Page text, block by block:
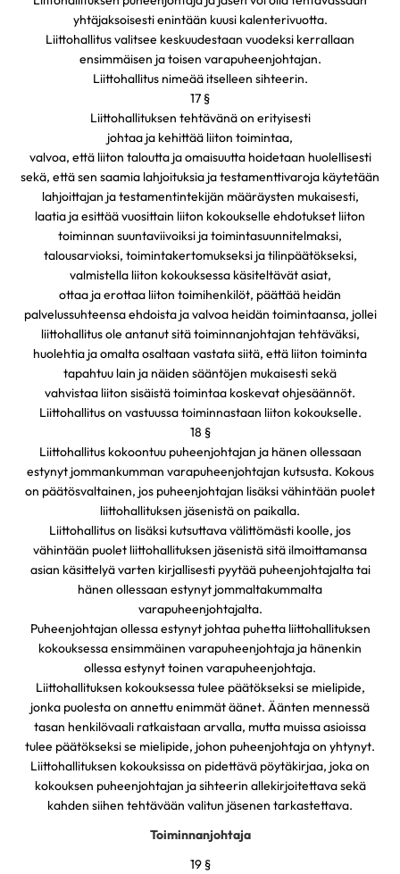
yhtäjaksoisesti enintään kuusi kalenterivuotta.
Liittohallitus valitsee keskuudestaan vuodeksi kerrallaan
ensimmäisen ja toisen varapuheenjohtajan.
Liittohallitus nimeää itselleen sihteerin.
17 §
Liittohallituksen tehtävänä on erityisesti
johtaa ja kehittää liiton toimintaa,
valvoa, että liiton taloutta ja omaisuutta hoidetaan huolellisesti
sekä, että sen saamia lahjoituksia ja testamenttivaroja käytetään
lahjoittajan ja testamentintekijän määräysten mukaisesti,
laatia ja esittää vuosittain liiton kokoukselle ehdotukset liiton
toiminnan suuntaviivoiksi ja toimintasuunnitelmaksi,
talousarvioksi, toimintakertomukseksi ja tilinpäätökseksi,
valmistella liiton kokouksessa käsiteltävät asiat,
ottaa ja erottaa liiton toimihenkilöt, päättää heidän
palvelussuhteensa ehdoista ja valvoa heidän toimintaansa, jollei
liittohallitus ole antanut sitä toiminnanjohtajan tehtäväksi,
huolehtia ja omalta osaltaan vastata siitä, että liiton toiminta
tapahtuu lain ja näiden sääntöjen mukaisesti sekä
vahvistaa liiton sisäistä toimintaa koskevat ohjesäännöt.
Liittohallitus on vastuussa toiminnastaan liiton kokoukselle.
18 §
Liittohallitus kokoontuu puheenjohtajan ja hänen ollessaan
estynyt jommankumman varapuheenjohtajan kutsusta. Kokous
on päätösvaltainen, jos puheenjohtajan lisäksi vähintään puolet
liittohallituksen jäsenistä on paikalla.
Liittohallitus on lisäksi kutsuttava välittömästi koolle, jos
vähintään puolet liittohallituksen jäsenistä sitä ilmoittamansa
asian käsittelyä varten kirjallisesti pyytää puheenjohtajalta tai
hänen ollessaan estynyt jommaltakummalta
varapuheenjohtajalta.
Puheenjohtajan ollessa estynyt johtaa puhetta liittohallituksen
kokouksessa ensimmäinen varapuheenjohtaja ja hänenkin
ollessa estynyt toinen varapuheenjohtaja.
Liittohallituksen kokouksessa tulee päätökseksi se mielipide,
jonka puolesta on annettu enimmät äänet. Äänten mennessä
tasan henkilövaali ratkaistaan arvalla, mutta muissa asioissa
tulee päätökseksi se mielipide, johon puheenjohtaja on yhtynyt.
Liittohallituksen kokouksissa on pidettävä pöytäkirjaa, joka on
kokouksen puheenjohtajan ja sihteerin allekirjoitettava sekä
kahden siihen tehtävään valitun jäsenen tarkastettava.
Toiminnanjohtaja
19 §